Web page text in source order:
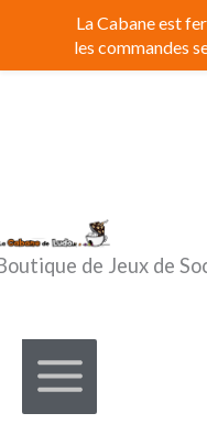
contenu
de Jeux de
La Cabane est
les commandes